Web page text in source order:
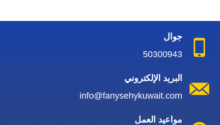
جوال
50300943
البريد الإلكتروني
info@fanysehykuwait.com
مواعيد العمل